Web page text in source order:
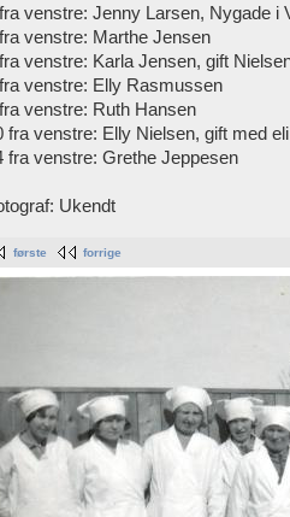
venstre: Jenny Larsen, Nygade i
venstre: Marthe Jensen
venstre: Karla Jensen, gift
venstre: Elly Rasmussen
venstre: Ruth Hansen
fra venstre: Elly Nielsen, gift med
fra venstre: Grethe Jeppesen
Ukendt
første forrige